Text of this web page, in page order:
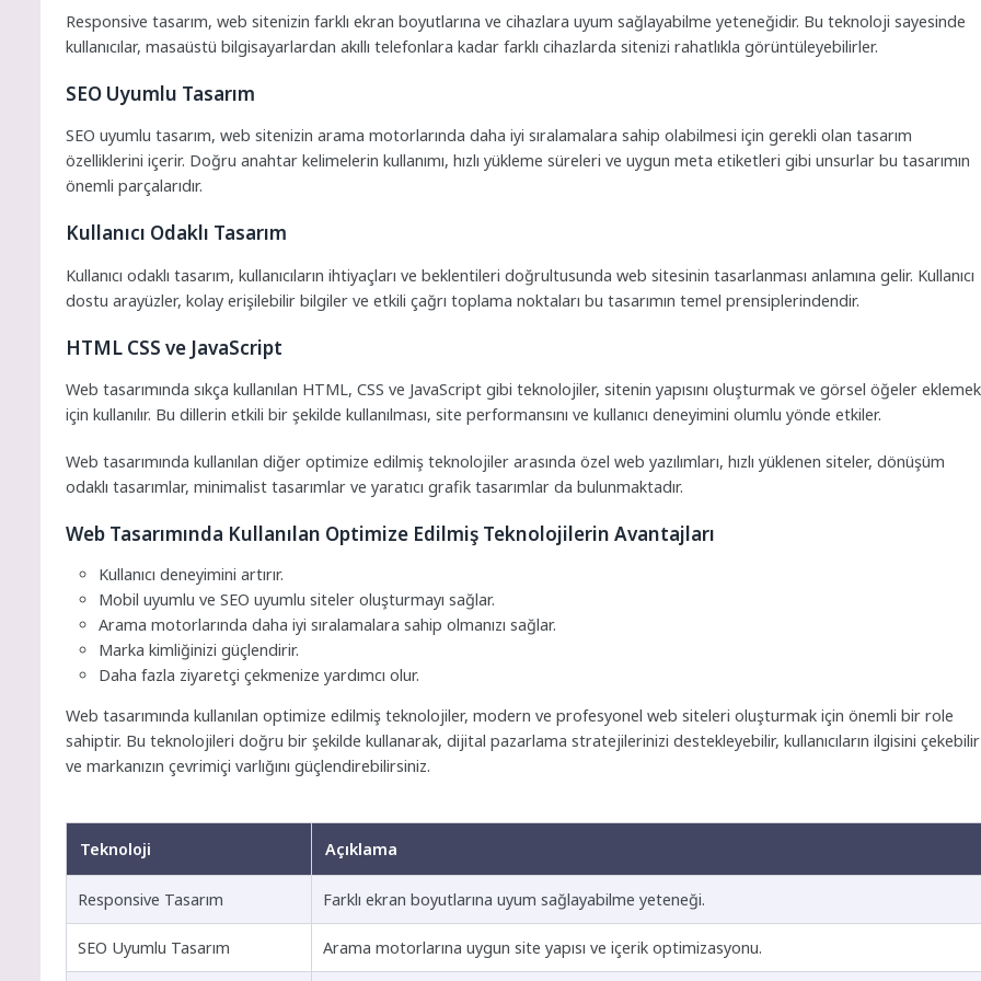
Responsive tasarım, web sitenizin farklı ekran boyutlarına ve cihazlara uyum sağlayabilme yeteneğidir. Bu teknoloji sayesinde
kullanıcılar, masaüstü bilgisayarlardan akıllı telefonlara kadar farklı cihazlarda sitenizi rahatlıkla görüntüleyebilirler.
SEO Uyumlu Tasarım
SEO uyumlu tasarım, web sitenizin arama motorlarında daha iyi sıralamalara sahip olabilmesi için gerekli olan tasarım
özelliklerini içerir. Doğru anahtar kelimelerin kullanımı, hızlı yükleme süreleri ve uygun meta etiketleri gibi unsurlar bu tasarımın
önemli parçalarıdır.
Kullanıcı Odaklı Tasarım
Kullanıcı odaklı tasarım, kullanıcıların ihtiyaçları ve beklentileri doğrultusunda web sitesinin tasarlanması anlamına gelir. Kullanıcı
dostu arayüzler, kolay erişilebilir bilgiler ve etkili çağrı toplama noktaları bu tasarımın temel prensiplerindendir.
HTML CSS ve JavaScript
Web tasarımında sıkça kullanılan HTML, CSS ve JavaScript gibi teknolojiler, sitenin yapısını oluşturmak ve görsel öğeler eklemek
için kullanılır. Bu dillerin etkili bir şekilde kullanılması, site performansını ve kullanıcı deneyimini olumlu yönde etkiler.
Web tasarımında kullanılan diğer optimize edilmiş teknolojiler arasında özel web yazılımları, hızlı yüklenen siteler, dönüşüm
odaklı tasarımlar, minimalist tasarımlar ve yaratıcı grafik tasarımlar da bulunmaktadır.
Web Tasarımında Kullanılan Optimize Edilmiş Teknolojilerin Avantajları
Kullanıcı deneyimini artırır.
Mobil uyumlu ve SEO uyumlu siteler oluşturmayı sağlar.
Arama motorlarında daha iyi sıralamalara sahip olmanızı sağlar.
Marka kimliğinizi güçlendirir.
Daha fazla ziyaretçi çekmenize yardımcı olur.
Web tasarımında kullanılan optimize edilmiş teknolojiler, modern ve profesyonel web siteleri oluşturmak için önemli bir role
sahiptir. Bu teknolojileri doğru bir şekilde kullanarak, dijital pazarlama stratejilerinizi destekleyebilir, kullanıcıların ilgisini çekebilir
ve markanızın çevrimiçi varlığını güçlendirebilirsiniz.
Teknoloji Açıklama
Responsive Tasarım Farklı ekran boyutlarına uyum sağlayabilme yeteneği.
SEO Uyumlu Tasarım Arama motorlarına uygun site yapısı ve içerik optimizasyonu.